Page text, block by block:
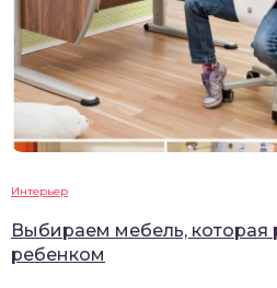
Интерьер
Выбираем мебель, которая
ребенком